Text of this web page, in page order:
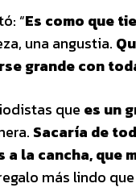
“Es como que
una angustia.
grande con
que es un
Sacaría de
a la cancha, que
más lindo